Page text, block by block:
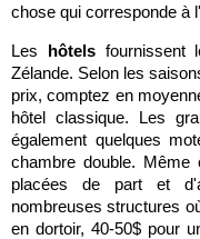
chose qui corresponde à
Les hôtelsfournissent
Zélande. Selon les
prix, comptez en
hôtel classique. Les
également quelques
chambre double.
placées de part et
nombreuses structures
en dortoir, 40-50$ pour